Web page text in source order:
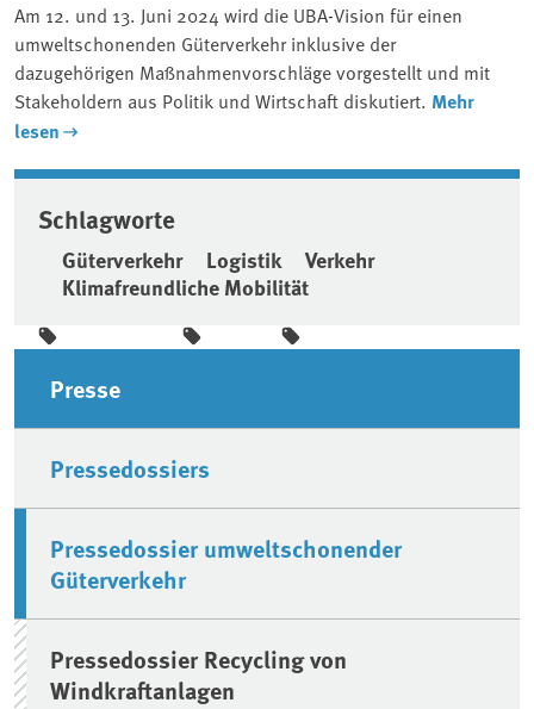
Am 12. und 13. Juni 2024 wird die UBA-Vision für einen
umweltschonenden Güterverkehr inklusive der
dazugehörigen Maßnahmenvorschläge vorgestellt und mit
Stakeholdern aus Politik und Wirtschaft diskutiert. Mehr
lesen
Schlagworte
Güterverkehr Logistik
Verkehr
Klimafreundliche Mobilität
Seitenleiste
Presse
Pressedossiers
Pressedossier umweltschonender
Güterverkehr
Pressedossier Recycling von
Windkraftanlagen